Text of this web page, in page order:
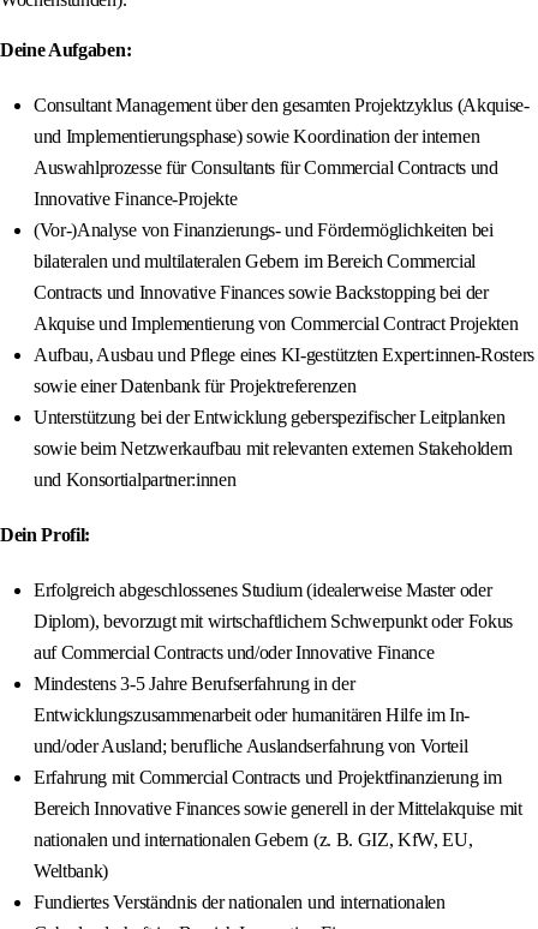
Deine Aufgaben:
Consultant Management über den gesamten Projektzyklus (Akquise-
und Implementierungsphase) sowie Koordination der internen
Auswahlprozesse für Consultants für Commercial Contracts und
Innovative Finance-Projekte
(Vor‑)Analyse von Finanzierungs‑ und Fördermöglichkeiten bei
bilateralen und multilateralen Gebern im Bereich Commercial
Contracts und Innovative Finances sowie Backstopping bei der
Akquise und Implementierung von Commercial Contract Projekten
Aufbau, Ausbau und Pflege eines KI‑gestützten Expert:innen‑Rosters
sowie einer Datenbank für Projektreferenzen
Unterstützung bei der Entwicklung geberspezifischer Leitplanken
sowie beim Netzwerkaufbau mit relevanten externen Stakeholdern
und Konsortialpartner:innen
Dein Profil:
Erfolgreich abgeschlossenes Studium (idealerweise Master oder
Diplom), bevorzugt mit wirtschaftlichem Schwerpunkt oder Fokus
auf Commercial Contracts und/oder Innovative Finance
Mindestens 3-5 Jahre Berufserfahrung in der
Entwicklungszusammenarbeit oder humanitären Hilfe im In‑
und/oder Ausland; berufliche Auslandserfahrung von Vorteil
Erfahrung mit Commercial Contracts und Projektfinanzierung im
Bereich Innovative Finances sowie generell in der Mittelakquise mit
nationalen und internationalen Gebern (z. B. GIZ, KfW, EU,
Weltbank)
Fundiertes Verständnis der nationalen und internationalen